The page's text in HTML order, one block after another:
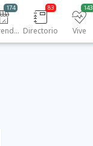
Emprendedores
174
Directorio
83
Vive
143